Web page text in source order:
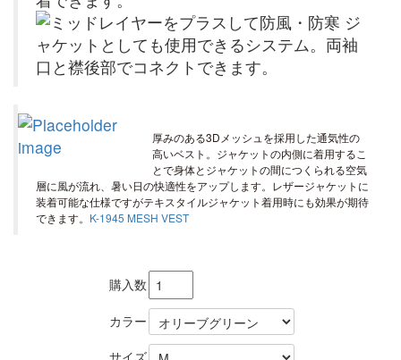
厚みのある3Dメッシュを採用した通気性の
高いベスト。ジャケットの内側に着用するこ
とで身体とジャケットの間につくられる空気
層に風が流れ、暑い日の快適性をアップします。レザージャケットに
装着可能な仕様ですがテキスタイルジャケット着用時にも効果が期待
できます。 K-1945 MESH VEST
購入数
カラー